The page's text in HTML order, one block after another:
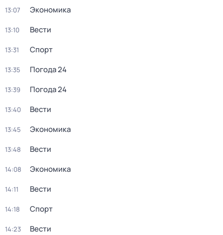
13:07 Экономика
13:10 Вести
13:31 Спорт
13:35 Погода 24
13:39 Погода 24
13:40 Вести
13:45 Экономика
13:48 Вести
14:08 Экономика
14:11 Вести
14:18 Спорт
14:23 Вести